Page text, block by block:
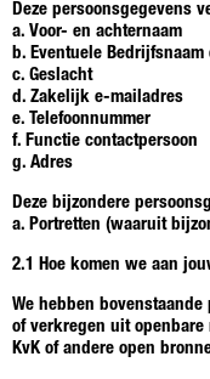
Deze persoonsgegevens
a. Voor- en achternaam
b. Eventuele Bedrijfsnaam
c. Geslacht
d. Zakelijk e-mailadres
e. Telefoonnummer
f. Functie contactpersoon
g. Adres
Deze bijzondere
a. Portretten (waaruit
2.1 Hoe komen we aan
We hebben
of verkregen uit
KvK of andere open